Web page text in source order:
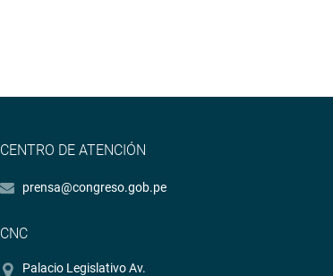
CENTRO DE ATENCIÓN
prensa@congreso.gob.pe
CNC
Palacio Legislativo Av.